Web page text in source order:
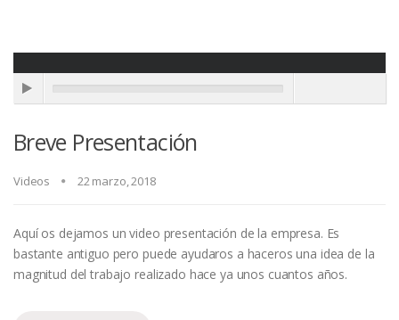
Breve Presentación
Videos 22 marzo, 2018
Aquí os dejamos un video presentación de la empresa. Es
bastante antiguo pero puede ayudaros a haceros una idea de la
magnitud del trabajo realizado hace ya unos cuantos años.